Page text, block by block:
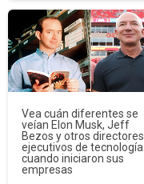
Vea cuán diferentes se
veían Elon Musk, Jeff
Bezos y otros directores
ejecutivos de tecnología
cuando iniciaron sus
empresas